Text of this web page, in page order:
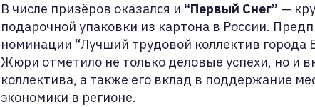
В числе призёров оказался и “Первый Снег” —
подарочной упаковки из картона в России.
номинации “Лучший трудовой коллектив города
Жюри отметило не только деловые успехи, но и
коллектива, а также его вклад в поддержание
экономики в регионе.